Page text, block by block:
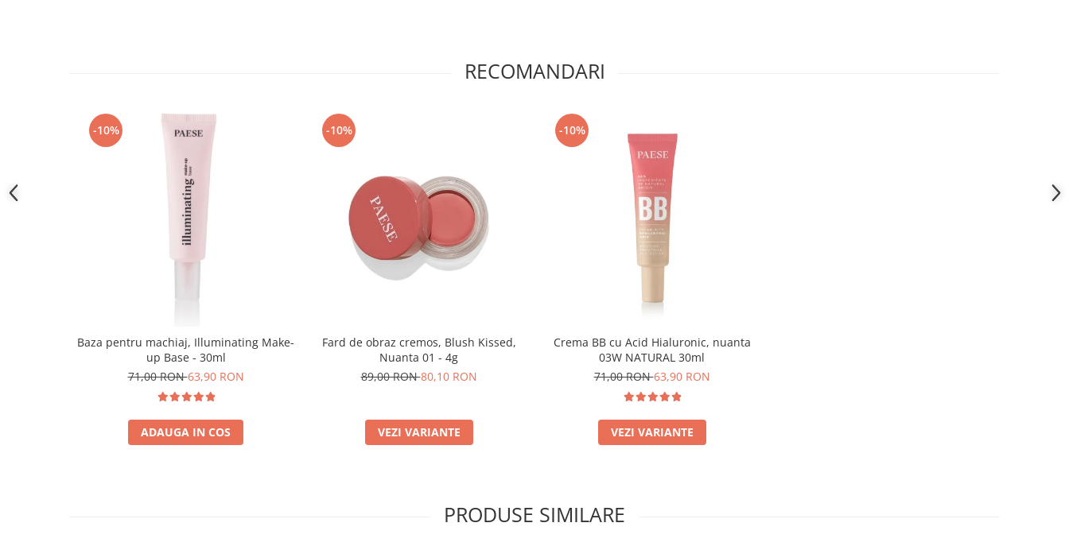
RECOMANDARI
-10%
Baza pentru machiaj, Illuminating Make-
up Base - 30ml
71,00 RON63,90 RON
ADAUGA IN COS
-10%
Fard de obraz cremos, Blush Kissed,
Nuanta 01 - 4g
89,00 RON80,10 RON
VEZI VARIANTE
-10%
Crema BB cu Acid Hialuronic, nuanta
03W NATURAL 30ml
71,00 RON63,90 RON
VEZI VARIANTE
PRODUSE SIMILARE